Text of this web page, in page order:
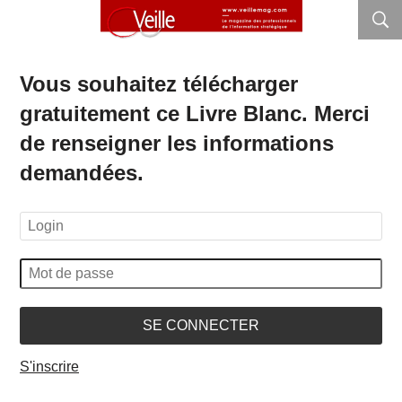
Vous souhaitez télécharger
gratuitement ce Livre Blanc. Merci
de renseigner les informations
demandées.
SE CONNECTER
S'inscrire